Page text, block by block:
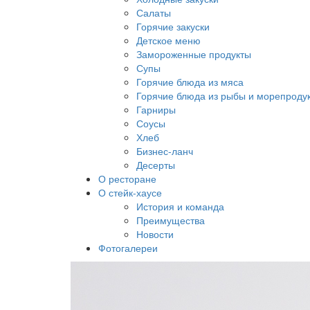
Салаты
Горячие закуски
Детское меню
Замороженные продукты
Супы
Горячие блюда из мяса
Горячие блюда из рыбы и
Гарниры
Соусы
Хлеб
Бизнес-ланч
Десерты
О ресторане
О стейк-хаусе
История и команда
Преимущества
Новости
Фотогалереи